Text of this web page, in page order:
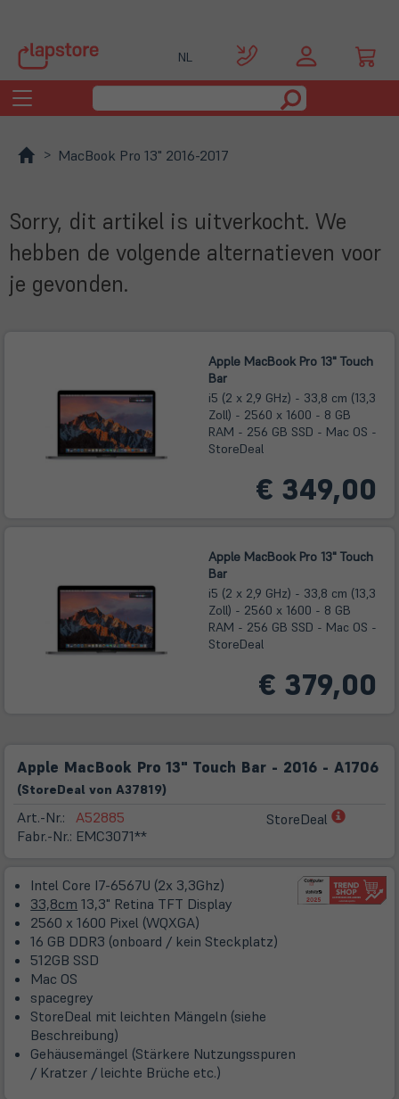
NL
Toggle
navigation
MacBook Pro 13" 2016-2017
Sorry, dit artikel is uitverkocht. We
hebben de volgende alternatieven voor
je gevonden.
Apple MacBook Pro 13" Touch
Bar
i5 (2 x 2,9 GHz) - 33,8 cm (13,3
Zoll) - 2560 x 1600 - 8 GB
RAM - 256 GB SSD - Mac OS -
StoreDeal
€ 349,00
Apple MacBook Pro 13" Touch
Bar
i5 (2 x 2,9 GHz) - 33,8 cm (13,3
Zoll) - 2560 x 1600 - 8 GB
RAM - 256 GB SSD - Mac OS -
StoreDeal
€ 379,00
Apple MacBook Pro 13" Touch Bar - 2016 - A1706
(StoreDeal von A37819)
Art.-Nr.:
Fabr.-Nr.:
A52885
EMC3071**
StoreDeal
(öffnet
Tab)
Intel Core I7-6567U (2x 3,3Ghz)
33,8cm 13,3" Retina TFT Display
2560 x 1600 Pixel (WQXGA)
16 GB DDR3 (onboard / kein Steckplatz)
512GB SSD
Mac OS
spacegrey
StoreDeal mit leichten Mängeln (siehe
Beschreibung)
Gehäusemängel (Stärkere Nutzungsspuren
/ Kratzer / leichte Brüche etc.)